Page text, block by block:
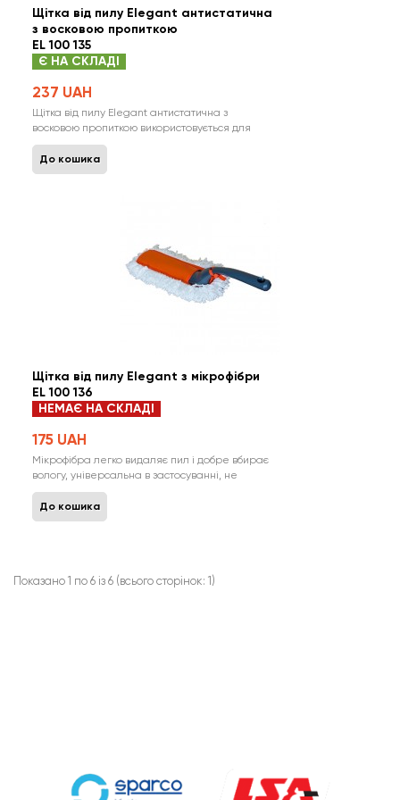
Щітка від пилу Elegant антистатична
з восковою пропиткою
EL 100 135
Є НА СКЛАДІ
237 UAH
Щітка від пилу Elegant антистатична з
восковою пропиткою використовується для
сухого прибирання. ефективно видаляє пил та
сліди дощу не залишає слідів та волокон при
використанні створюється заряд-антистатик,
До кошика
Щітка від пилу Elegant з мікрофібри
EL 100 136
НЕМАЄ НА СКЛАДІ
175 UAH
Мікрофібра легко видаляє пил і добре вбирає
вологу, універсальна в застосуванні, не
залишає волокон, ідеально доглядає за
лакованими та дзеркальними поверхнями.
знімна насадка гарно переться і швидко
До кошика
Показано 1 по 6 із 6 (всього сторінок: 1)